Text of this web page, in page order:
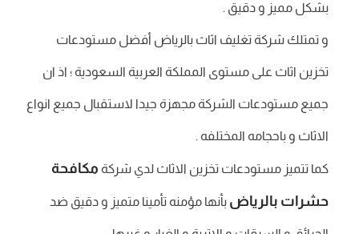
بشكل مميز و دقيق .
و تمتلك شركة تغليف اثاث بالرياض أفضل مستودعات
تخزين اثاث على مستوى المملكة العربية السعودية ؛ اذ ان
جميع مستودعات الشركة مجهزة جيدا لاستقبال جميع انواع
الاثاث و باحجامه المختلفه .
كما تتميز مستودعات تخزين الاثاث لدي شركة مكافحة
حشرات بالرياض بأنها مؤمنه تأمينا متميز و دقيق ضد